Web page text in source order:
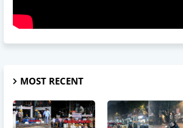
MOST RECENT